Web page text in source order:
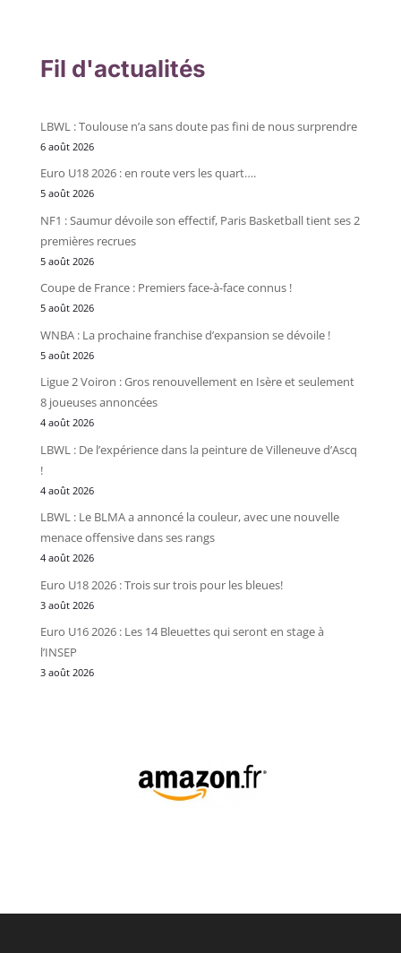
Fil d'actualités
LBWL : Toulouse n’a sans doute pas fini de nous surprendre
6 août 2026
Euro U18 2026 : en route vers les quart….
5 août 2026
NF1 : Saumur dévoile son effectif, Paris Basketball tient ses 2
premières recrues
5 août 2026
Coupe de France : Premiers face-à-face connus !
5 août 2026
WNBA : La prochaine franchise d’expansion se dévoile !
5 août 2026
Ligue 2 Voiron : Gros renouvellement en Isère et seulement
8 joueuses annoncées
4 août 2026
LBWL : De l’expérience dans la peinture de Villeneuve d’Ascq
!
4 août 2026
LBWL : Le BLMA a annoncé la couleur, avec une nouvelle
menace offensive dans ses rangs
4 août 2026
Euro U18 2026 : Trois sur trois pour les bleues!
3 août 2026
Euro U16 2026 : Les 14 Bleuettes qui seront en stage à
l’INSEP
3 août 2026